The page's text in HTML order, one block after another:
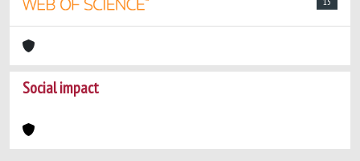
Social impact